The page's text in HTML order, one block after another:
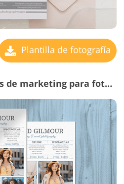
Plantilla de fotografía
Plantillas de tarjetas de marketing para fotógrafos #26 "Classic"